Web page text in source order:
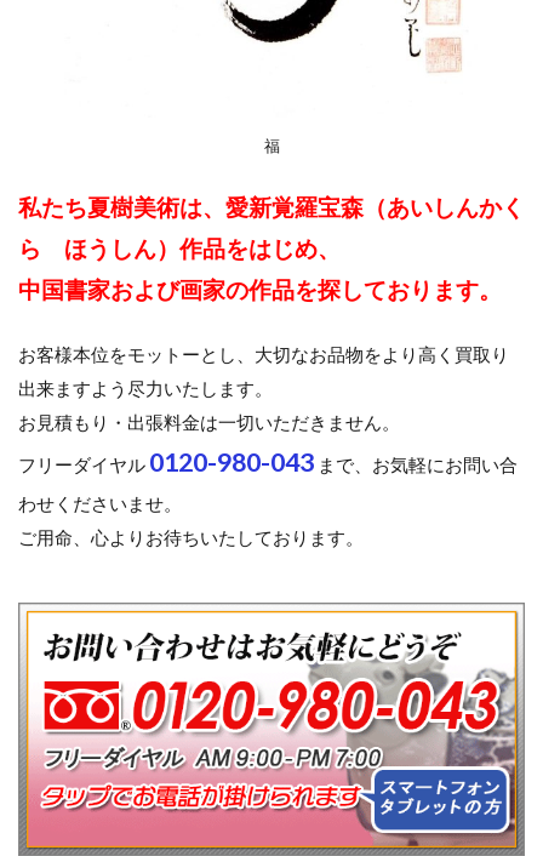
福
私たち夏樹美術は、愛新覚羅宝森（あいしんかく
ら ほうしん）作品をはじめ、
中国書家および画家の作品を探しております。
お客様本位をモットーとし、大切なお品物をより高く買取り
出来ますよう尽力いたします。
お見積もり・出張料金は一切いただきません。
フリーダイヤル 0120-980-043 まで、お気軽にお問い合
わせくださいませ。
ご用命、心よりお待ちいたしております。